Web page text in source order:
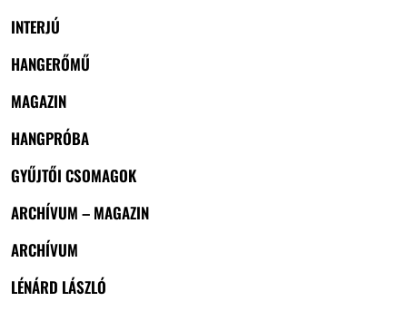
INTERJÚ
HANGERŐMŰ
MAGAZIN
HANGPRÓBA
GYŰJTŐI CSOMAGOK
ARCHÍVUM – MAGAZIN
ARCHÍVUM
LÉNÁRD LÁSZLÓ